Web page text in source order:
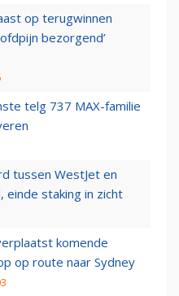
op terugwinnen
bezorgend’
telg 737 MAX-familie
tussen WestJet en
einde staking in zicht
komende
op route naar Sydney